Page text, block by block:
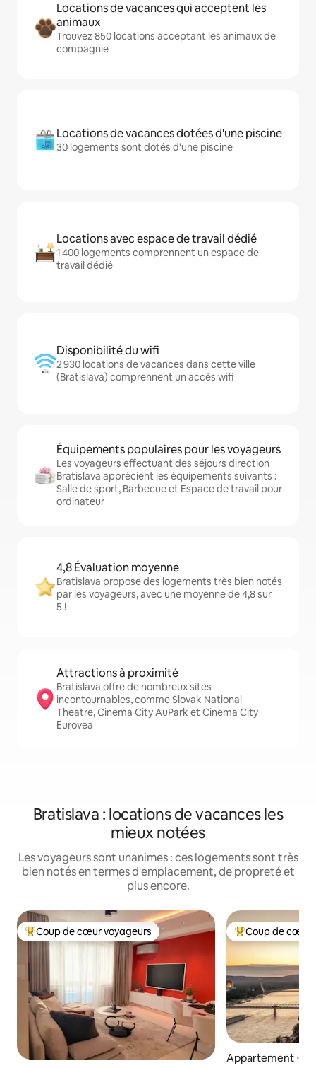
Locations de vacances qui acceptent les
animaux
Trouvez 850 locations acceptant les animaux de
compagnie
Locations de vacances dotées d'une piscine
30 logements sont dotés d'une piscine
Locations avec espace de travail dédié
1 400 logements comprennent un espace de
travail dédié
Disponibilité du wifi
2 930 locations de vacances dans cette ville
(Bratislava) comprennent un accès wifi
Équipements populaires pour les voyageurs
Les voyageurs effectuant des séjours direction
Bratislava apprécient les équipements suivants :
Salle de sport, Barbecue et Espace de travail pour
ordinateur
4,8 Évaluation moyenne
Bratislava propose des logements très bien notés
par les voyageurs, avec une moyenne de 4,8 sur
5 !
Attractions à proximité
Bratislava offre de nombreux sites
incontournables, comme Slovak National
Theatre, Cinema City AuPark et Cinema City
Eurovea
Bratislava : locations de vacances les
mieux notées
Les voyageurs sont unanimes : ces logements sont très
bien notés en termes d'emplacement, de propreté et
plus encore.
Coups de cœur voyageurs les plus appréciés
Coup de cœur voyageurs Coups de cœur
Coup de cœur
Appartement ⋅